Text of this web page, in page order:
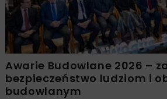
Awarie Budowlane 2026 –
bezpieczeństwo ludziom i
budowlanym